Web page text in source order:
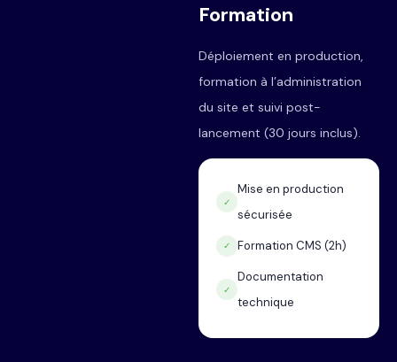
Formation
Déploiement en production,
formation à l’administration
du site et suivi post-
lancement (30 jours inclus).
✓
Mise en production
sécurisée
✓ Formation CMS (2h)
✓
Documentation
technique